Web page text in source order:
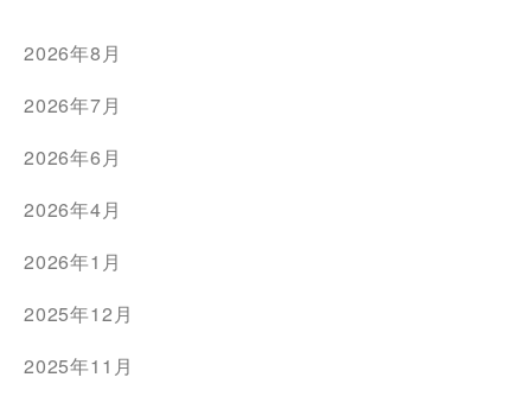
2026年8月
2026年7月
2026年6月
2026年4月
2026年1月
2025年12月
2025年11月